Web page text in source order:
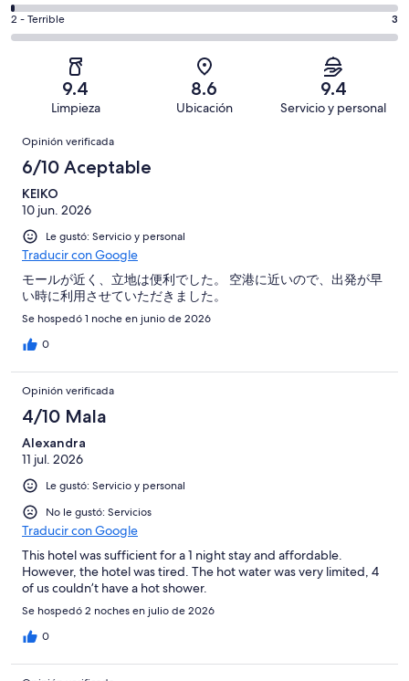
Basada
en
opiniones
decir,
Bueno.
Basada
opiniones
es
decir,
Aceptable.
de
1001
opiniones
de
4,
Basada
15
de
opiniones
Puntuación
de
Terrible.
Basada
de
1001
opiniones
2 - Terrible 3
9.4
Limpieza
8.6
Ubicación
9.4
Servicio y personal
Opiniones
Opinión verificada
6/10 Aceptable
KEIKO
10 jun. 2026
Le gustó: Servicio y personal
Traducir con Google
モールが近く、立地は便利でした。 空港に近いので、出発が早
い時に利用させていただきました。
Se hospedó 1 noche en junio de 2026
0
Opinión verificada
4/10 Mala
Alexandra
11 jul. 2026
Le gustó: Servicio y personal
No le gustó: Servicios
Traducir con Google
This hotel was sufficient for a 1 night stay and affordable.
However, the hotel was tired. The hot water was very limited, 4
of us couldn’t have a hot shower.
Se hospedó 2 noches en julio de 2026
0